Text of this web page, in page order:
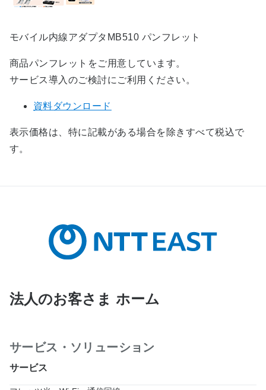
モバイル内線アダプタMB510 パンフレット
商品パンフレットをご用意しています。
サービス導入のご検討にご利用ください。
資料ダウンロード
表示価格は、特に記載がある場合を除きすべて税込で
す。
法人のお客さま ホーム
サービス・ソリューション
サービス